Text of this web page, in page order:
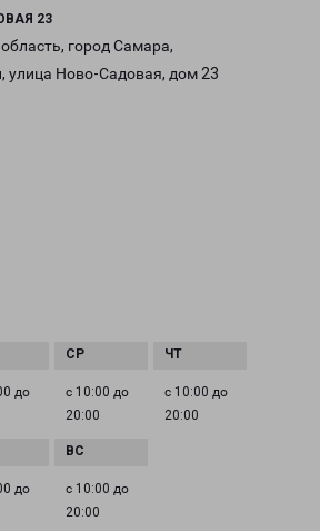
23
город Самара,
улица Ново-Садовая, дом 23
до
с 10:00 до
20:00
с 10:00 до
20:00
до
с 10:00 до
20:00